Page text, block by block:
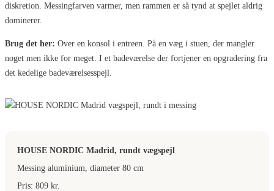
diskretion. Messingfarven varmer, men rammen er så tynd at spejlet aldrig
dominerer.
Brug det her: Over en konsol i entreen. På en væg i stuen, der mangler
noget men ikke for meget. I et badeværelse der fortjener en opgradering fra
det kedelige badeværelsesspejl.
HOUSE NORDIC Madrid, rundt vægspejl
Messing aluminium, diameter 80 cm
Pris: 809 kr.